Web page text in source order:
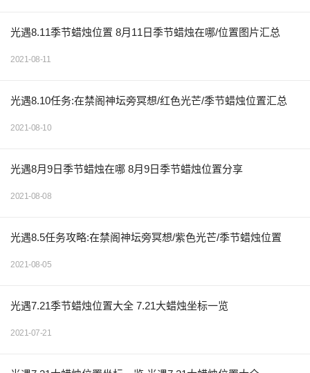
光遇8.11季节蜡烛位置 8月11日季节蜡烛在哪/位置图片汇总
2021-08-11
光遇8.10任务:在禁阁神坛旁冥想/红色光芒/季节蜡烛位置汇总
2021-08-10
光遇8月9日季节蜡烛在哪 8月9日季节蜡烛位置分享
2021-08-08
光遇8.5任务攻略:在禁阁神坛旁冥想/紫色光芒/季节蜡烛位置
2021-08-05
光遇7.21季节蜡烛位置大全 7.21大蜡烛坐标一览
2021-07-21